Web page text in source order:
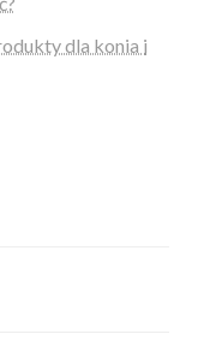
dla konia i